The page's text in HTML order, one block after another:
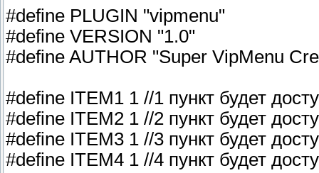
#define PLUGIN "vipmenu"
#define VERSION "1.0"
#define AUTHOR "Super VipMenu
#define ITEM1 1 //1 пункт будет
#define ITEM2 1 //2 пункт будет
#define ITEM3 1 //3 пункт будет
#define ITEM4 1 //4 пункт будет